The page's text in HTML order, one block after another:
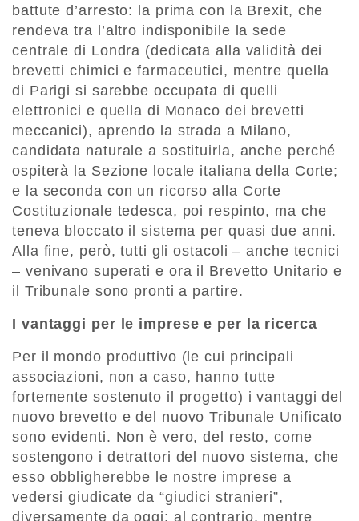
battute d’arresto: la prima con la Brexit, che
rendeva tra l’altro indisponibile la sede
centrale di Londra (dedicata alla validità dei
brevetti chimici e farmaceutici, mentre quella
di Parigi si sarebbe occupata di quelli
elettronici e quella di Monaco dei brevetti
meccanici), aprendo la strada a Milano,
candidata naturale a sostituirla, anche perché
ospiterà la Sezione locale italiana della Corte;
e la seconda con un ricorso alla Corte
Costituzionale tedesca, poi respinto, ma che
teneva bloccato il sistema per quasi due anni.
Alla fine, però, tutti gli ostacoli – anche tecnici
– venivano superati e ora il Brevetto Unitario e
il Tribunale sono pronti a partire.
I vantaggi per le imprese e per la ricerca
Per il mondo produttivo (le cui principali
associazioni, non a caso, hanno tutte
fortemente sostenuto il progetto) i vantaggi del
nuovo brevetto e del nuovo Tribunale Unificato
sono evidenti. Non è vero, del resto, come
sostengono i detrattori del nuovo sistema, che
esso obbligherebbe le nostre imprese a
vedersi giudicate da “giudici stranieri”,
diversamente da oggi: al contrario, mentre